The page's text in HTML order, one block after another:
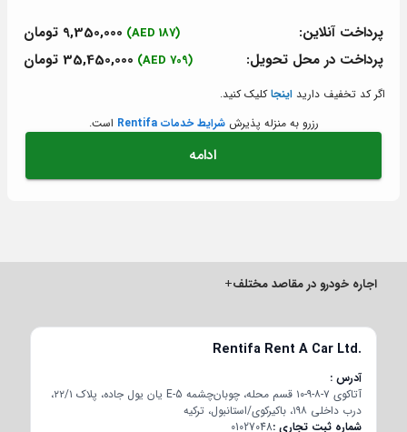
پرداخت آنلاین: (187 AED)
9,350,000 تومان
پرداخت در محل تحویل:
(709 AED) 35,450,000 تومان
اگر کد تخفیف دارید اینجاکلیک کنید.
رزرو به منزله پذیرششرایط خدمات Rentifa است.
ادامه
اجاره خودرو در مقاصد مختلف+
Rentifa Rent A Car Ltd.
آدرس
آتاکوی ۷-۸-۹-۱۰ قسم محله، چوبان‌چشمه E-5 یان یول جاده، پلاک ۲۲/۱،
درب داخلی ۱۹۸، باکیرکوی/استانبول، ترکیه
شماره ثبت تجاری01027048